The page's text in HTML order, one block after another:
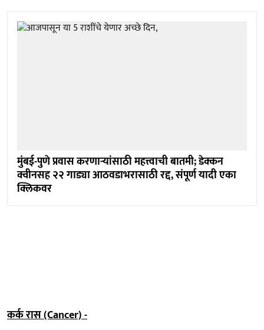
मुंबई-पुणे प्रवास करणाऱ्यांसाठी महत्त्वाची बातमी; डेक्कन
क्वीनसह २२ गाड्या आठवडाभरासाठी रद्द, संपूर्ण यादी एका
क्लिकवर
कर्क रास (Cancer) -